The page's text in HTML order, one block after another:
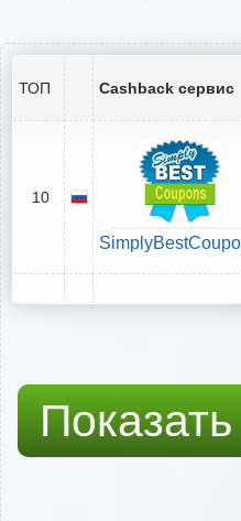
ТОП Cashback сервис
10